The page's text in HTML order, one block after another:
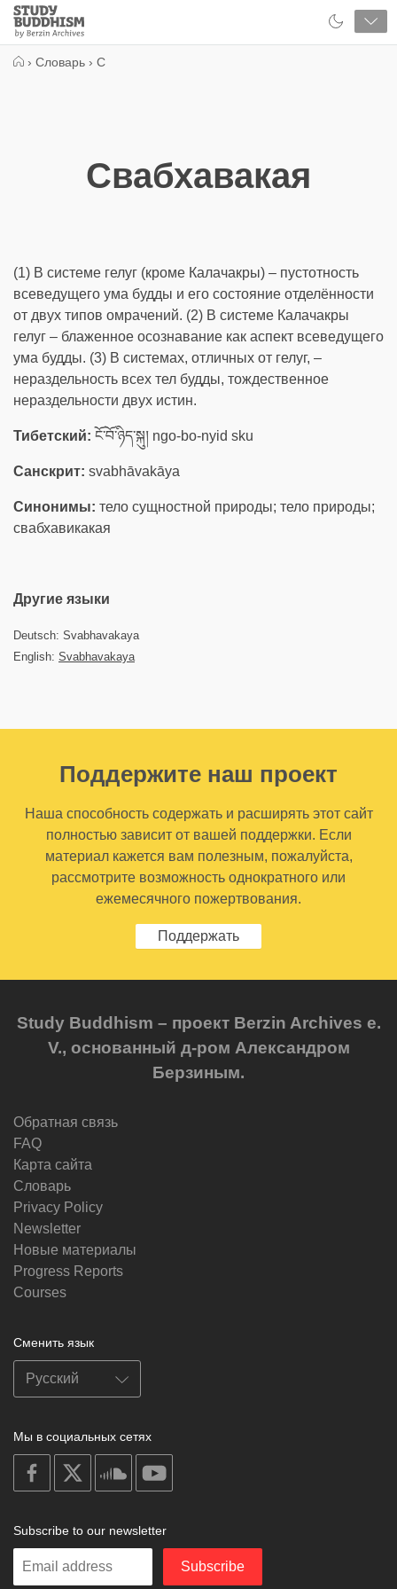
Close
Study
Buddhism
› Словарь › С
Свабхавакая
(1) В системе гелуг (кроме Калачакры) – пустотность
всеведущего ума будды и его состояние отделённости
от двух типов омрачений. (2) В системе Калачакры
гелуг – блаженное осознавание как аспект всеведущего
ума будды. (3) В системах, отличных от гелуг, –
нераздельность всех тел будды, тождественное
нераздельности двух истин.
Тибетский: ངོ་བོ་ཉིད་སྐུ། ngo-bo-nyid sku
Санскрит: svabhāvakāya
Синонимы: тело сущностной природы; тело природы;
свабхавикакая
Другие языки
Deutsch: Svabhavakaya
English: Svabhavakaya
Поддержите наш проект
Наша способность содержать и расширять этот сайт
полностью зависит от вашей поддержки. Если
материал кажется вам полезным, пожалуйста,
рассмотрите возможность однократного или
ежемесячного пожертвования.
Поддержать
Study Buddhism – проект Berzin Archives e.
V., основанный д-ром Александром
Берзиным.
Обратная связь
FAQ
Карта сайта
Словарь
Privacy Policy
Newsletter
Новые материалы
Progress Reports
Courses
Сменить язык
Мы в социальных сетях
on
facebook
soundcloud
Subscribe to our newsletter
Enter
Subscribe